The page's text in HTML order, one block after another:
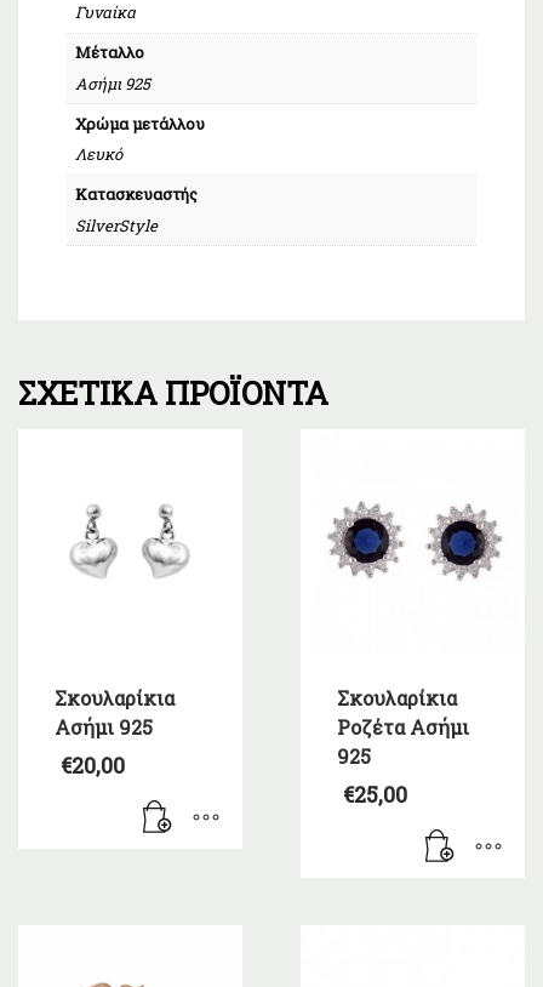
Γυναίκα
Μέταλλο
Ασήμι 925
Χρώμα μετάλλου
Λευκό
Κατασκευαστής
SilverStyle
ΣΧΕΤΙΚΆ ΠΡΟΪΌΝΤΑ
Σκουλαρίκια
Ασήμι 925
€20,00
Σκουλαρίκια
Ροζέτα Ασήμι
925
€25,00